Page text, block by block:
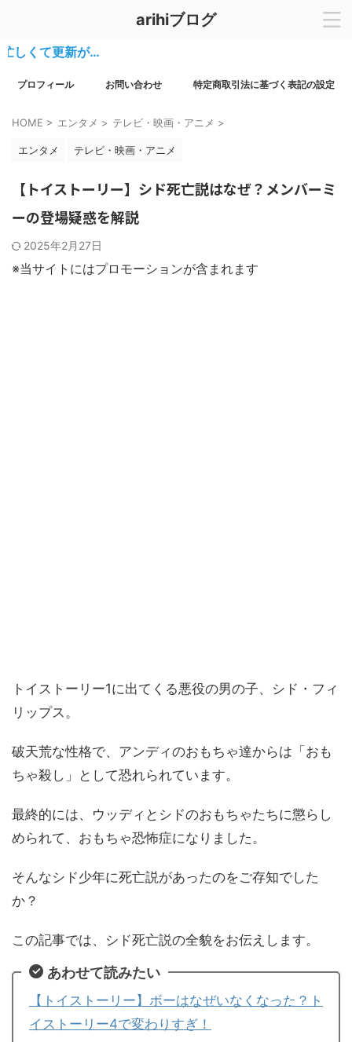
arihiブログ
更新が…
プロフィール お問い合わせ 特定商取引法に基づく表記の設定
HOME > エンタメ > テレビ・映画・アニメ >
エンタメ テレビ・映画・アニメ
【トイストーリー】シド死亡説はなぜ？メンバーミ
ーの登場疑惑を解説
2025年2月27日
※当サイトにはプロモーションが含まれます
トイストーリー1に出てくる悪役の男の子、シド・フィ
リップス。
破天荒な性格で、アンディのおもちゃ達からは「おも
ちゃ殺し」として恐れられています。
最終的には、ウッディとシドのおもちゃたちに懲らし
められて、おもちゃ恐怖症になりました。
そんなシド少年に死亡説があったのをご存知でした
か？
この記事では、シド死亡説の全貌をお伝えします。
あわせて読みたい
【トイストーリー】ボーはなぜいなくなった？ト
イストーリー4で変わりすぎ！